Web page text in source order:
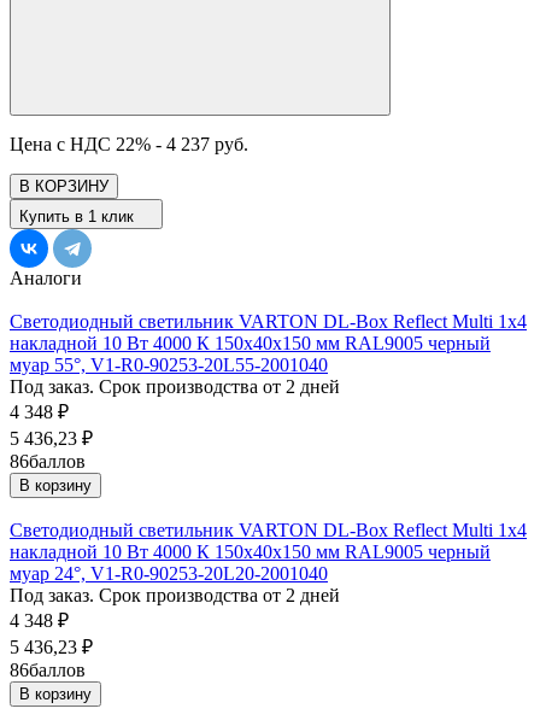
Цена с НДС 22% - 4 237 руб.
В КОРЗИНУ
Купить в 1 клик
Аналоги
Светодиодный светильник VARTON DL-Box Reflect Multi 1x4
накладной 10 Вт 4000 К 150х40х150 мм RAL9005 черный
муар 55°, V1-R0-90253-20L55-2001040
Под заказ. Срок производства от 2 дней
4 348 ₽
5 436,23 ₽
86баллов
В корзину
Светодиодный светильник VARTON DL-Box Reflect Multi 1x4
накладной 10 Вт 4000 К 150х40х150 мм RAL9005 черный
муар 24°, V1-R0-90253-20L20-2001040
Под заказ. Срок производства от 2 дней
4 348 ₽
5 436,23 ₽
86баллов
В корзину